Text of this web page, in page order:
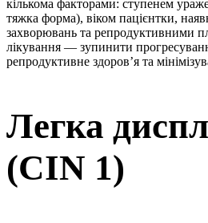
кількома факторами: ступенем
тяжка форма), віком пацієнтки,
захворювань та репродуктивними
лікування — зупинити
репродуктивне здоров’я та
Легка
(CIN 1)